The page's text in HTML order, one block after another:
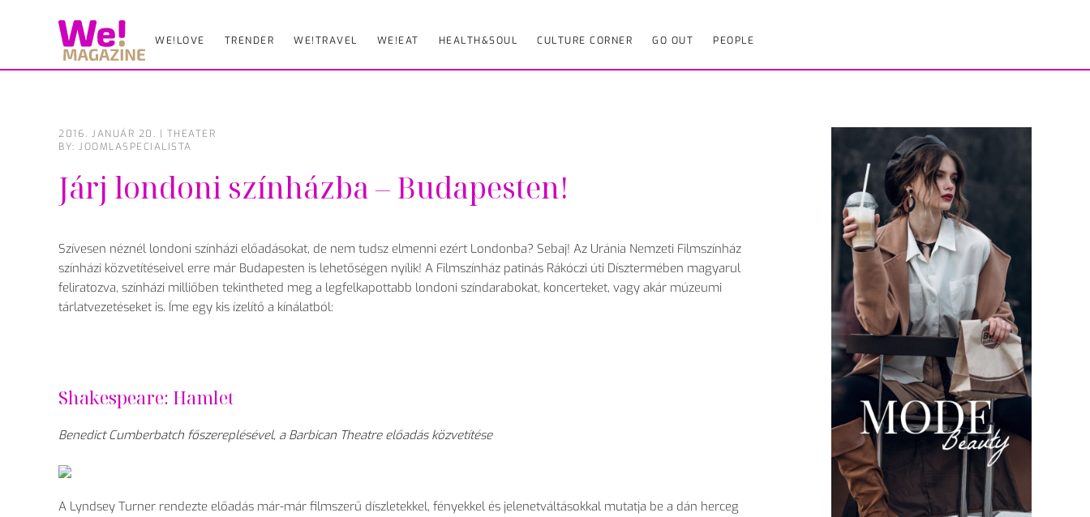
WE!LOVE TRENDER WE!TRAVEL WE!EAT HEALTH&SOUL CULTURE CORNER GO OUT PEOPLE
2016. JANUÁR 20. | THEATER
BY: JOOMLASPECIALISTA
Járj londoni színházba – Budapesten!
Szívesen néznél londoni színházi előadásokat, de nem tudsz elmenni ezért Londonba? Sebaj! Az Uránia Nemzeti Filmszínház
színházi közvetítéseivel erre már Budapesten is lehetőségen nyílik! A Filmszínház patinás Rákóczi úti Dísztermében magyarul
feliratozva, színházi milliőben tekintheted meg a legfelkapottabb londoni színdarabokat, koncerteket, vagy akár múzeumi
tárlatvezetéseket is. Íme egy kis ízelítő a kínálatból:
Shakespeare: Hamlet
Benedict Cumberbatch főszereplésével, a Barbican Theatre előadás közvetítése
A Lyndsey Turner rendezte előadás már-már filmszerű díszletekkel, fényekkel és jelenetváltásokkal mutatja be a dán herceg